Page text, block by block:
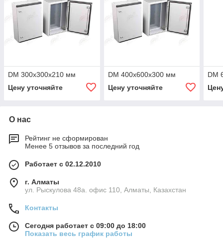
DM 300х300х210 мм
Цену уточняйте
DM 400х600х300 мм
Цену уточняйте
DM
О нас
Рейтинг не сформирован
Менее 5 отзывов за последний год
Работает с 02.12.2010
г. Алматы
ул. Рыскулова 48а. офис 110, Алматы, Казахстан
Контакты
Сегодня работает с 09:00 до 18:00
Показать весь график работы